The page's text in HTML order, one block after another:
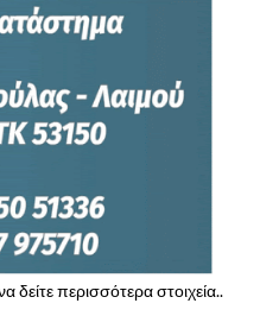
δείτε περισσότερα στοιχεία..